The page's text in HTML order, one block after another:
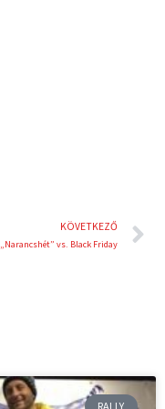
KÖVETKEZŐ
„Narancshét” vs. Black Friday
RALLY